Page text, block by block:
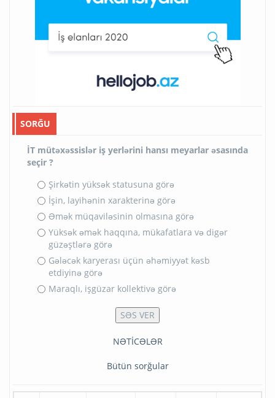
SORĞU
İT mütəxəssislər iş yerlərini hansı meyarlar əsasında
seçir ?
Şirkətin yüksək statusuna görə
İşin, layihənin xarakterinə görə
Əmək müqaviləsinin olmasına görə
Yüksək əmək haqqına, mükafatlara və digər
güzəştlərə görə
Gələcək karyerası üçün əhəmiyyət kəsb
etdiyinə görə
Maraqlı, işgüzar kollektivə görə
NƏTİCƏLƏR
Bütün sorğular